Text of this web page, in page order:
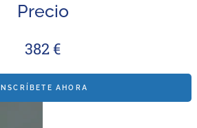
Precio
382 €
INSCRÍBETE AHORA